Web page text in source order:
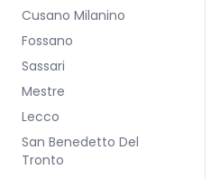
Cusano Milanino
Fossano
Sassari
Mestre
Lecco
San Benedetto Del
Tronto